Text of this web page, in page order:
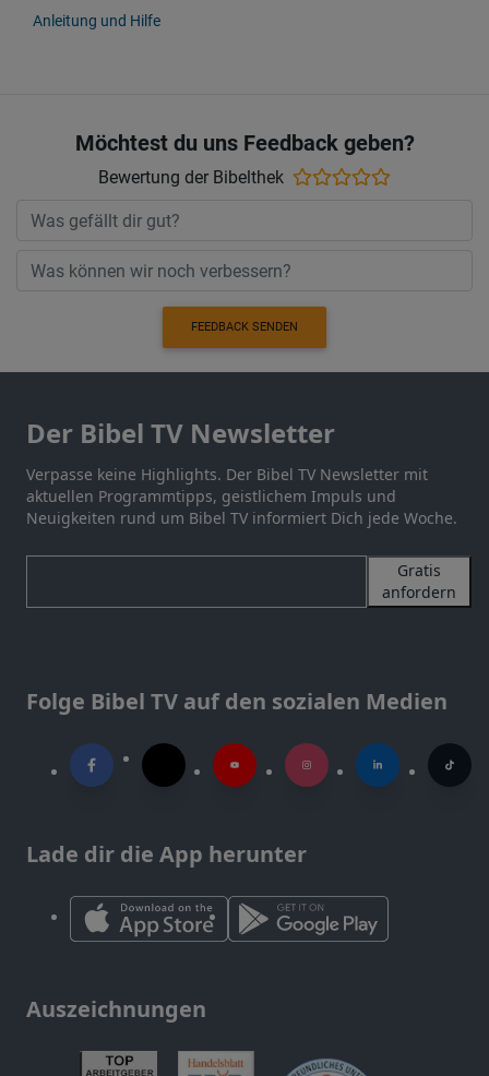
Anleitung und Hilfe
Möchtest du uns Feedback geben?
Bewertung der Bibelthek
FEEDBACK SENDEN
Der Bibel TV Newsletter
Verpasse keine Highlights. Der Bibel TV Newsletter mit
aktuellen Programmtipps, geistlichem Impuls und
Neuigkeiten rund um Bibel TV informiert Dich jede Woche.
Gratis
anfordern
Folge Bibel TV auf den sozialen Medien
Lade dir die App herunter
Auszeichnungen